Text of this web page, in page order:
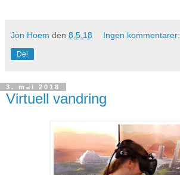
Jon Hoem den 8.5.18 Ingen kommentarer:
Del
3. mai 2018
Virtuell vandring